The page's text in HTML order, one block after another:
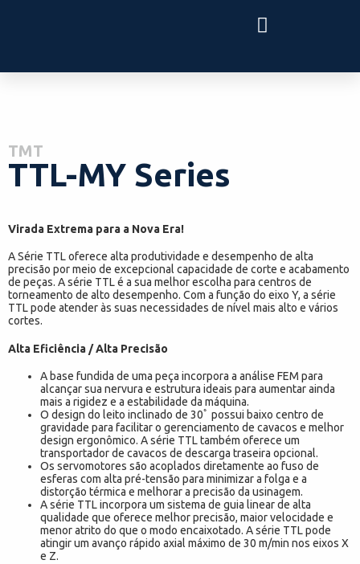
TMT
TTL-MY Series
Virada Extrema para a Nova Era!
A Série TTL oferece alta produtividade e desempenho de alta
precisão por meio de excepcional capacidade de corte e acabamento
de peças. A série TTL é a sua melhor escolha para centros de
torneamento de alto desempenho. Com a função do eixo Y, a série
TTL pode atender às suas necessidades de nível mais alto e vários
cortes.
Alta Eficiência / Alta Precisão
A base fundida de uma peça incorpora a análise FEM para
alcançar sua nervura e estrutura ideais para aumentar ainda
mais a rigidez e a estabilidade da máquina.
O design do leito inclinado de 30ﾟ possui baixo centro de
gravidade para facilitar o gerenciamento de cavacos e melhor
design ergonômico. A série TTL também oferece um
transportador de cavacos de descarga traseira opcional.
Os servomotores são acoplados diretamente ao fuso de
esferas com alta pré-tensão para minimizar a folga e a
distorção térmica e melhorar a precisão da usinagem.
A série TTL incorpora um sistema de guia linear de alta
qualidade que oferece melhor precisão, maior velocidade e
menor atrito do que o modo encaixotado. A série TTL pode
atingir um avanço rápido axial máximo de 30 m/min nos eixos X
e Z.